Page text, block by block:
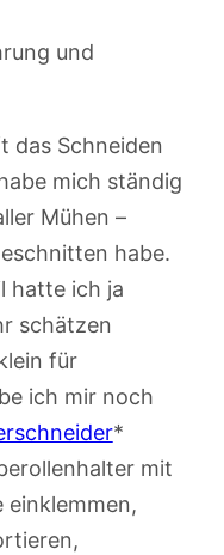
und
das Schneiden
mich ständig
Mühen –
habe.
hatte ich ja
schätzen
für
ich mir noch
*
mit
einklemmen,